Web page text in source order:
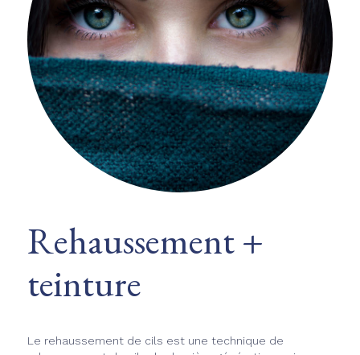
Rehaussement +
teinture
Le rehaussement de cils est une technique de